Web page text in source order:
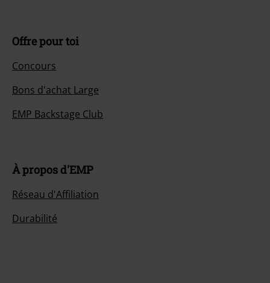
Offre pour toi
Concours
Bons d'achat Large
EMP Backstage Club
À propos d'EMP
Réseau d'Affiliation
Durabilité